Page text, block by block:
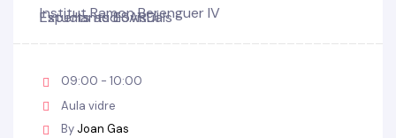
Institut Ramon Berenguer IV
Estudiants ESARDI
Experts audiovisuals
09:00 - 10:00
Aula vidre
By Joan Gas